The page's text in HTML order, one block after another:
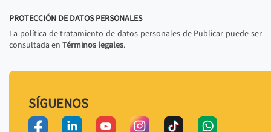
PROTECCIÓN DE DATOS PERSONALES
La política de tratamiento de datos personales de Publicar puede ser
consultada en Términos legales.
SÍGUENOS